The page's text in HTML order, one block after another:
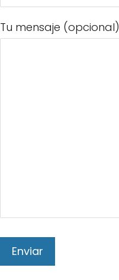
Tu mensaje (opcional)